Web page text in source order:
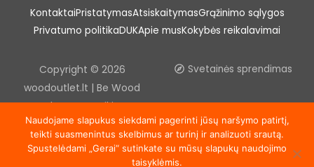
KontaktaiPristatymasAtsiskaitymasGrąžinimo sąlygos
Privatumo politikaDUKApie musKokybės reikalavimai
Copyright © 2026
woodoutlet.lt | Be Wood
outlet, UAB sutikimo
draudžiama kopijuoti ir platinti
svetainėje esančią
Svetainės sprendimas
Naudojame slapukus siekdami pagerinti jūsų naršymo patirtį,
teikti suasmenintus skelbimus ar turinį ir analizuoti srautą.
Spustelėdami „Gerai“ sutinkate su mūsų slapukų naudojimo
taisyklėmis.